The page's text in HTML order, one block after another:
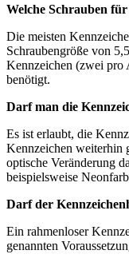
Welche Schrauben
Die meisten
Schraubengröße von
Kennzeichen (zwei pro
benötigt.
Darf man die
Es ist erlaubt, die
Kennzeichen weiterhin
optische Veränderung
beispielsweise
Darf der
Ein rahmenloser
genannten